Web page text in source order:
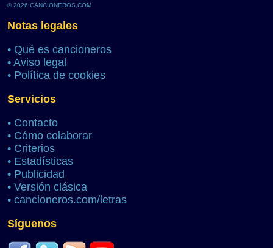
© 2026 CANCIONEROS.COM
Notas legales
• Qué es cancioneros
• Aviso legal
• Política de cookies
Servicios
• Contacto
• Cómo colaborar
• Criterios
• Estadísticas
• Publicidad
• Versión clásica
• cancioneros.com/letras
Síguenos